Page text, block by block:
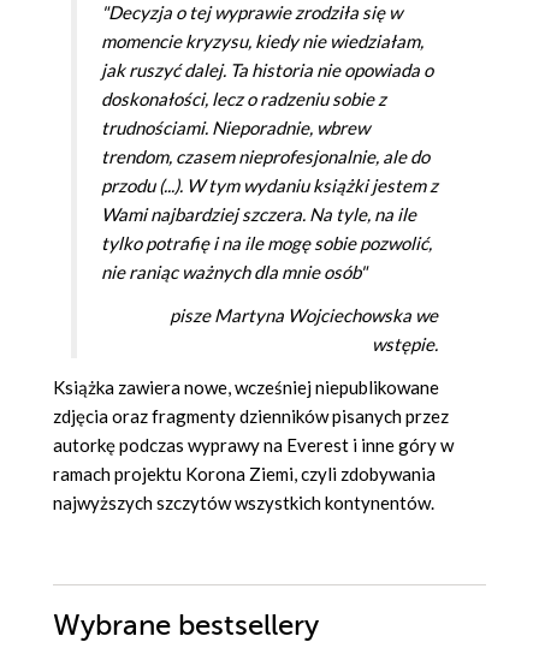
"Decyzja o tej wyprawie zrodziła się w
momencie kryzysu, kiedy nie wiedziałam,
jak ruszyć dalej. Ta historia nie opowiada o
doskonałości, lecz o radzeniu sobie z
trudnościami. Nieporadnie, wbrew
trendom, czasem nieprofesjonalnie, ale do
przodu (...). W tym wydaniu książki jestem z
Wami najbardziej szczera. Na tyle, na ile
tylko potrafię i na ile mogę sobie pozwolić,
nie raniąc ważnych dla mnie osób"
pisze Martyna Wojciechowska we
wstępie.
Książka zawiera nowe, wcześniej niepublikowane
zdjęcia oraz fragmenty dzienników pisanych przez
autorkę podczas wyprawy na Everest i inne góry w
ramach projektu Korona Ziemi, czyli zdobywania
najwyższych szczytów wszystkich kontynentów.
Wybrane bestsellery